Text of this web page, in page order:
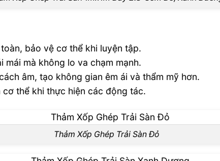
bảo vệ cơ thể khi luyện tập.
mà không lo va chạm mạnh.
âm, tạo không gian êm ái và thẩm mỹ hơn.
thể khi thực hiện các động tác.
Thảm Xốp Ghép Trải Sàn Đỏ